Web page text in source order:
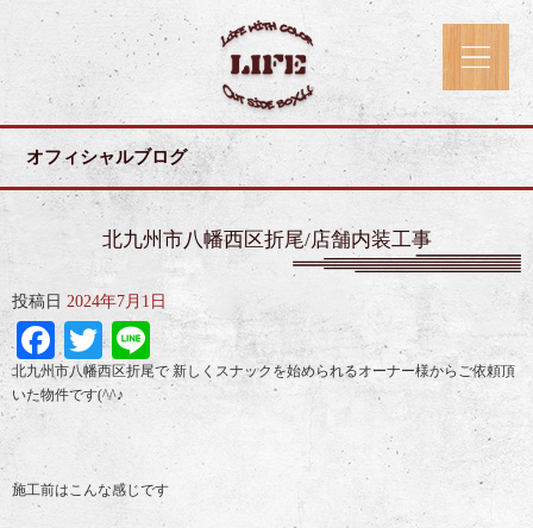
オフィシャルブログ
北九州市八幡西区折尾/店舗内装工事
投稿日 2024年7月1日
Facebook
Twitter
Line
北九州市八幡西区折尾で 新しくスナックを始められるオーナー様からご依頼頂
いた物件です(^^♪
施工前はこんな感じです